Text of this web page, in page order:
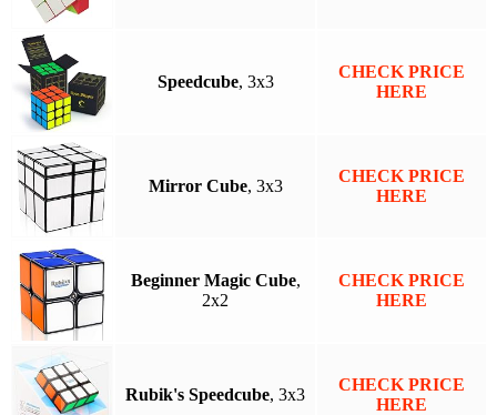
Speedcube, 3x3
CHECK PRICE
HERE
Mirror Cube, 3x3
CHECK PRICE
HERE
Beginner Magic Cube,
2x2
CHECK PRICE
HERE
Rubik's Speedcube, 3x3
CHECK PRICE
HERE